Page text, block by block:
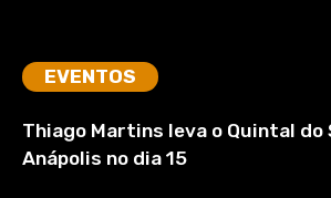
EVENTOS
Thiago Martins leva o Quintal do
Anápolis no dia 15